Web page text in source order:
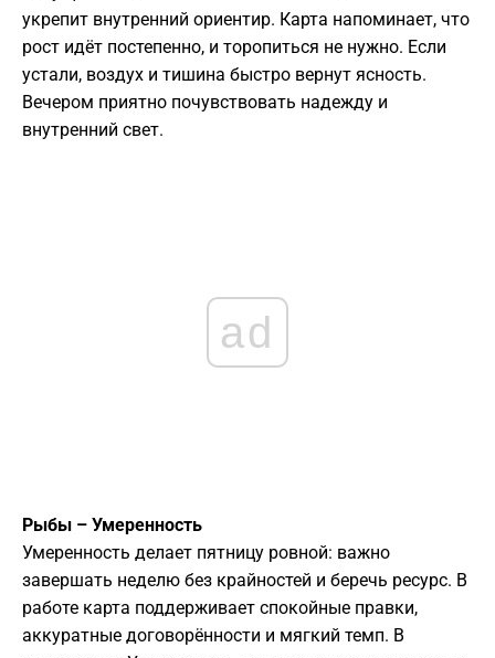
укрепит внутренний ориентир. Карта напоминает, что
рост идёт постепенно, и торопиться не нужно. Если
устали, воздух и тишина быстро вернут ясность.
Вечером приятно почувствовать надежду и
внутренний свет.
ad
Рыбы – Умеренность
Умеренность делает пятницу ровной: важно
завершать неделю без крайностей и беречь ресурс. В
работе карта поддерживает спокойные правки,
аккуратные договорённости и мягкий темп. В